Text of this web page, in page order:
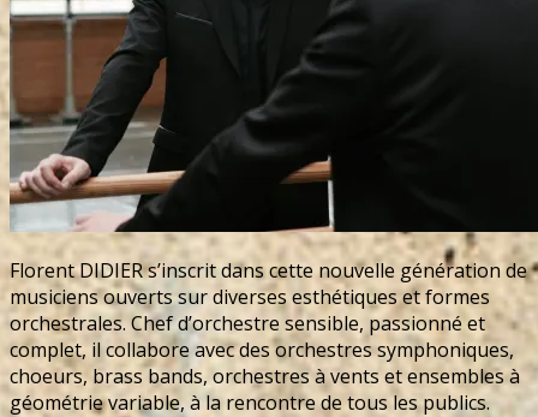
Florent DIDIER s’inscrit dans cette nouvelle génération de
musiciens ouverts sur diverses esthétiques et formes
orchestrales. Chef d’orchestre sensible, passionné et
complet, il collabore avec des orchestres symphoniques,
choeurs, brass bands, orchestres à vents et ensembles à
géométrie variable, à la rencontre de tous les publics.